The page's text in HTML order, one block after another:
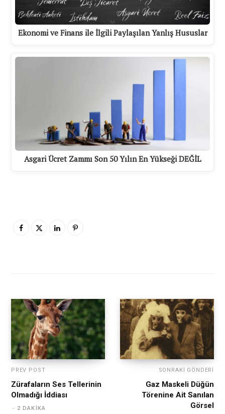
Ekonomi ve Finans ile İlgili Paylaşılan Yanlış Hususlar
Asgari Ücret Zammı Son 50 Yılın En Yükseği DEĞİL
PREV POST
Zürafaların Ses Tellerinin
Olmadığı İddiası
2 DAKIKA
SONRAKI GÖNDERI
Gaz Maskeli Düğün
Törenine Ait Sanılan
Görsel